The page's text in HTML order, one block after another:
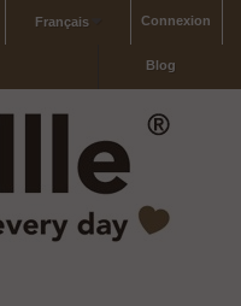
Connexion
Français
Blog